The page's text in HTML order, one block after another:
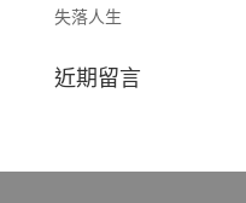
失落人生
近期留言